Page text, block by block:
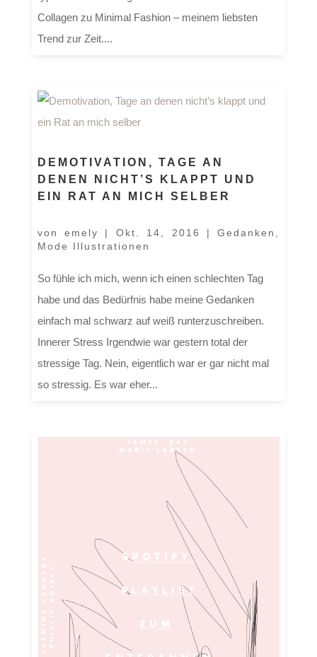
Collagen zu Minimal Fashion – meinem liebsten
Trend zur Zeit....
DEMOTIVATION, TAGE AN
DENEN NICHT’S KLAPPT UND
EIN RAT AN MICH SELBER
vonemely | Okt. 14, 2016 |Gedanken
Mode Illustrationen
So fühle ich mich, wenn ich einen schlechten Tag
habe und das Bedürfnis habe meine Gedanken
einfach mal schwarz auf weiß runterzuschreiben.
Innerer Stress Irgendwie war gestern total der
stressige Tag. Nein, eigentlich war er gar nicht mal
so stressig. Es war eher...